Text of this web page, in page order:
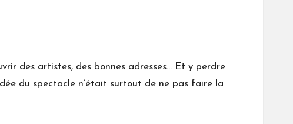
des artistes, des bonnes adresses… Et y perdre
du spectacle n’était surtout de ne pas faire la